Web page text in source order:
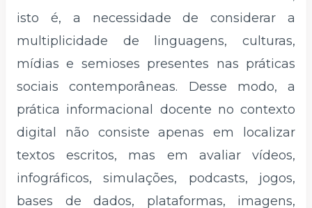
isto é, a necessidade de considerar a
multiplicidade de linguagens, culturas,
mídias e semioses presentes nas práticas
sociais contemporâneas. Desse modo, a
prática informacional docente no contexto
digital não consiste apenas em localizar
textos escritos, mas em avaliar vídeos,
infográficos, simulações, podcasts, jogos,
bases de dados, plataformas, imagens,